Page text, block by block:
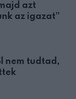
azt
az igazat”
nem tudtad,